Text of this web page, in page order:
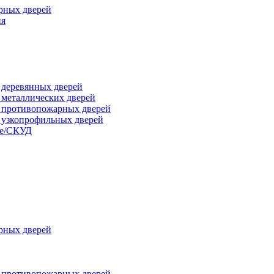
дверей
дверей
дверей
дверей
дверей
СКУД
дверей